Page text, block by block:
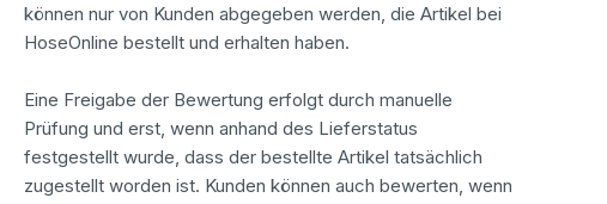
können nur von Kunden abgegeben werden, die Artikel bei
HoseOnline bestellt und erhalten haben.
Eine Freigabe der Bewertung erfolgt durch manuelle
Prüfung und erst, wenn anhand des Lieferstatus
festgestellt wurde, dass der bestellte Artikel tatsächlich
zugestellt worden ist. Kunden können auch bewerten, wenn